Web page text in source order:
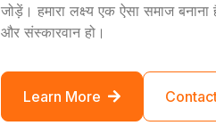
जोड़ें। हमारा लक्ष्य एक ऐसा समाज
और संस्कारवान हो।
Learn More